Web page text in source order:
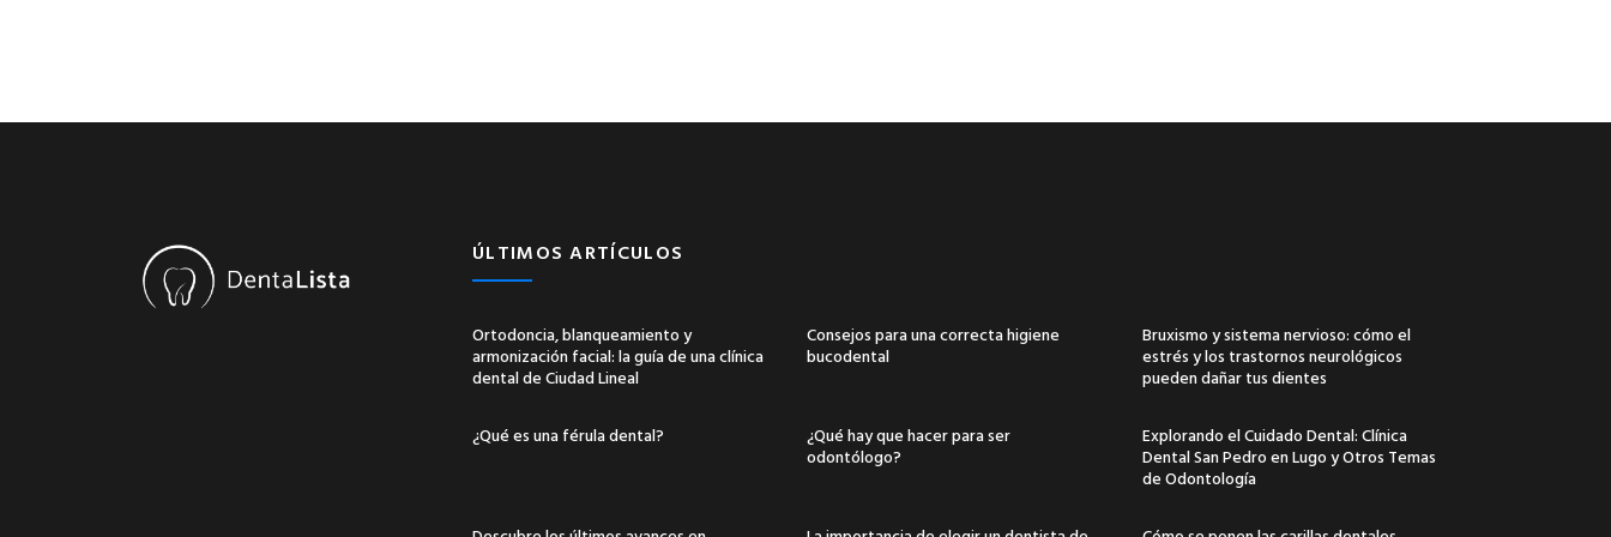
ÚLTIMOS ARTÍCULOS
Ortodoncia, blanqueamiento y
armonización facial: la guía de una clínica
dental de Ciudad Lineal
Consejos para una correcta higiene
bucodental
Bruxismo y sistema nervioso: cómo el
estrés y los trastornos neurológicos
pueden dañar tus dientes
¿Qué es una férula dental?
¿Qué hay que hacer para ser
odontólogo?
Explorando el Cuidado Dental: Clínica
Dental San Pedro en Lugo y Otros Temas
de Odontología